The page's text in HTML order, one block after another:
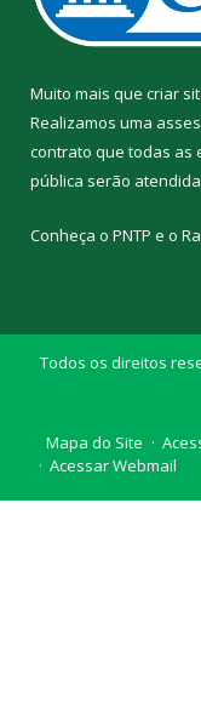
Muito mais que criar
Realizamos uma
contrato que todas as
pública serão
Conheça o PNTP e o
Todos os direitos
Mapa do Site
Acessar Webmail